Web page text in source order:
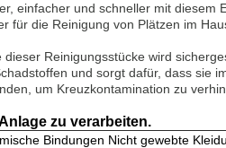
einfacher und schneller mit
für die Reinigung von Plätzen im
Reinigungsstücke wird
und sorgt dafür, dass sie
um Kreuzkontamination zu
zu verarbeiten.
Bindungen Nicht gewebte